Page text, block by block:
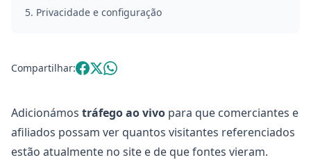
5. Privacidade e configuração
Compartilhar:
Adicionámos tráfego ao vivo para que comerciantes e
afiliados possam ver quantos visitantes referenciados
estão atualmente no site e de que fontes vieram.